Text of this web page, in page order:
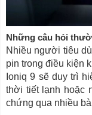
Những câu hỏi
Nhiều người tiêu
pin trong điều kiện
Ioniq 9 sẽ duy trì
thời tiết lạnh hoặc
chứng qua nhiều